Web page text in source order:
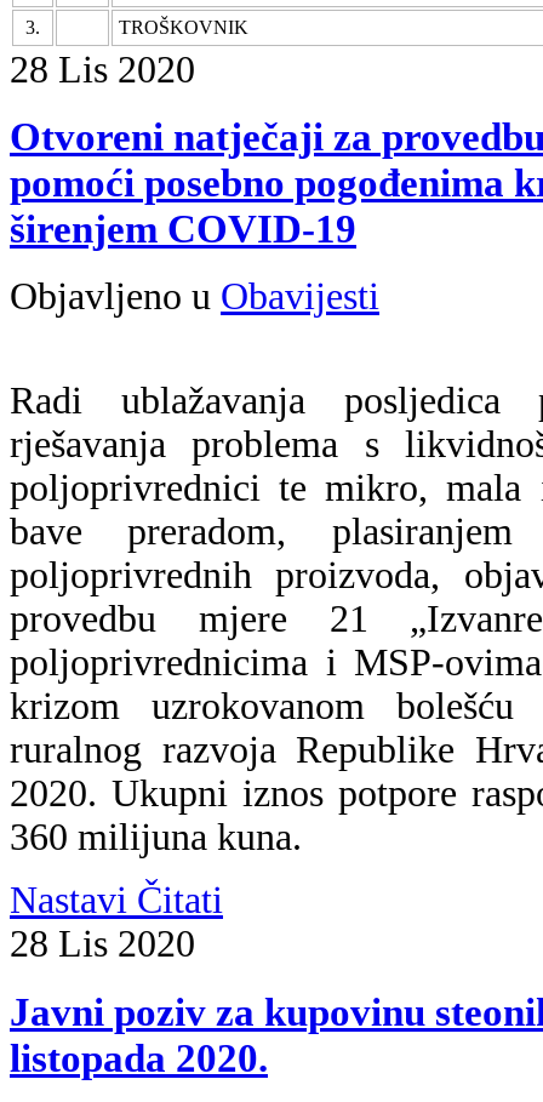
3.
TROŠKOVNIK
28 Lis 2020
Otvoreni natječaji za
pomoći posebno pogođenima
širenjem COVID-19
Objavljeno u Obavijesti
Radi ublažavanja
rješavanja problema s
poljoprivrednici te mikro, mala
bave preradom,
poljoprivrednih proizvoda,
provedbu mjere 21
poljoprivrednicima i MSP-
krizom uzrokovanom
ruralnog razvoja Republike
2020. Ukupni iznos potpore
360 milijuna kuna.
Nastavi Čitati
28 Lis 2020
Javni poziv za kupovinu
listopada 2020.